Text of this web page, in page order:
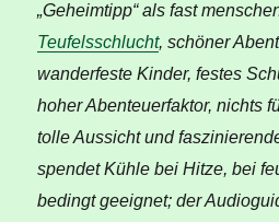
„Geheimtipp“ als fast
Teufelsschlucht, schöner
wanderfeste Kinder, festes
hoher Abenteuerfaktor, nichts
tolle Aussicht und
spendet Kühle bei Hitze, bei
bedingt geeignet; der